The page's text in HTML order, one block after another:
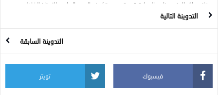
قانون الإطار في برنامج الحركية قصيرة
المدى بالخارج
تكييف الحجم الساعي للاستاذ الشاغل
التدوينة التالية
التدوينة السابقة
فيسبوك تويتر